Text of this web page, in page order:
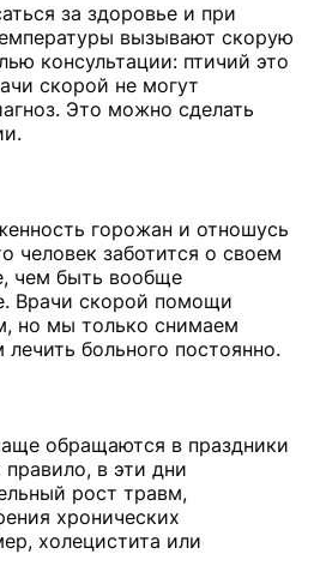
за здоровье и при
вызывают скорую
консультации: птичий это
скорой не могут
Это можно сделать
горожан и отношусь
человек заботится о своем
чем быть вообще
Врачи скорой помощи
но мы только снимаем
больного постоянно.
обращаются в праздники
в эти дни
рост травм,
хронических
холецистита или